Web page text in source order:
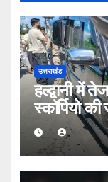
उत्तराखंड
हल्द्वानी में
स्कॉर्पियो